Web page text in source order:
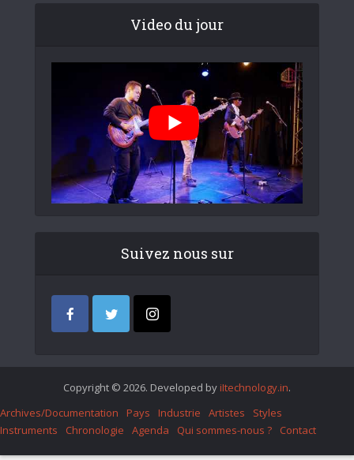
Video du jour
Suivez nous sur
Copyright © 2026. Developed by iItechnology.in.
Archives/Documentation
Pays Industrie Artistes
Styles
Instruments
Chronologie Agenda Qui sommes-nous ? Contact